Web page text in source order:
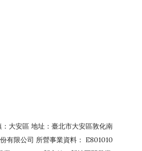
大安區 地址：臺北市大安區敦化南
有限公司 所營事業資料： E801010